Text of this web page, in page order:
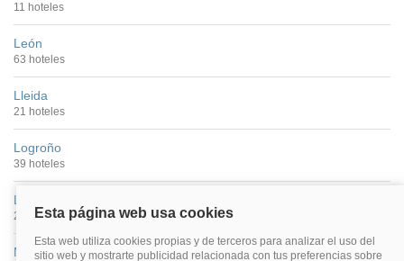
11 hoteles
León
63 hoteles
Lleida
21 hoteles
Logroño
39 hoteles
Lugo
26 hoteles
Madrid